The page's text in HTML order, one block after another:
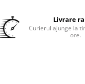
Livrare
Curierul ajunge la
ore.